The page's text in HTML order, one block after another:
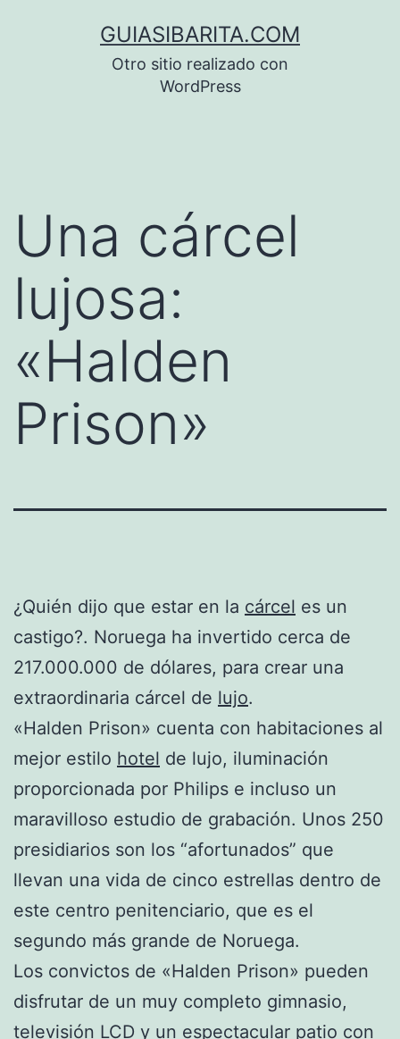
GUIASIBARITA.COM
Otro sitio realizado con
WordPress
Una cárcel
lujosa:
«Halden
Prison»
¿Quién dijo que estar en la cárcel es un
castigo?. Noruega ha invertido cerca de
217.000.000 de dólares, para crear una
extraordinaria cárcel de lujo.
«Halden Prison» cuenta con habitaciones al
mejor estilo hotel de lujo, iluminación
proporcionada por Philips e incluso un
maravilloso estudio de grabación. Unos 250
presidiarios son los “afortunados” que
llevan una vida de cinco estrellas dentro de
este centro penitenciario, que es el
segundo más grande de Noruega.
Los convictos de «Halden Prison» pueden
disfrutar de un muy completo gimnasio,
televisión LCD y un espectacular patio con